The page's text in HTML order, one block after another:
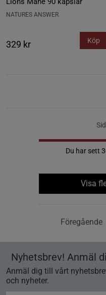
NATURES ANSWER
329 kr Köp
Du har sett
Visa
Föregående
Nyhetsbrev! Anmäl
Anmäl dig till vårt
och nyheter.